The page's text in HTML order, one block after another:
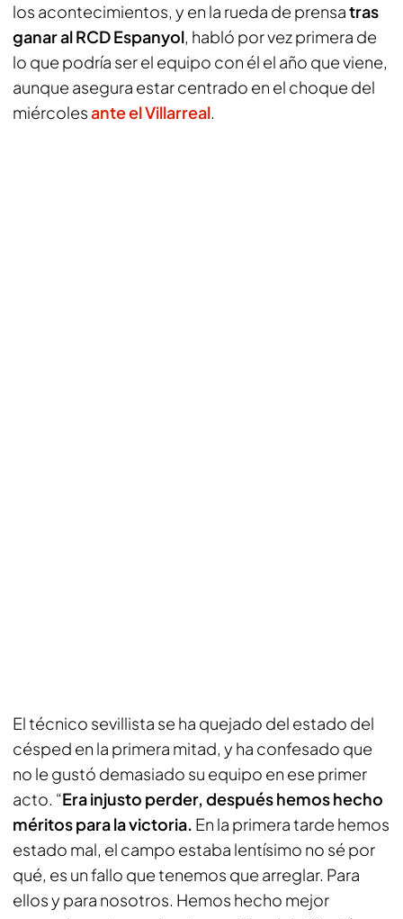
los acontecimientos, y en la rueda de prensatras
ganar al RCD Espanyol, habló por vez primera de
lo que podría ser el equipo con él el año que viene,
aunque asegura estar centrado en el choque del
miércolesante el Villarreal.
El técnico sevillista se ha quejado del estado del
césped en la primera mitad, y ha confesado que
no le gustó demasiado su equipo en ese primer
acto. “Era injusto perder, después hemos hecho
méritos para la victoria. En la primera tarde hemos
estado mal, el campo estaba lentísimo no sé por
qué, es un fallo que tenemos que arreglar. Para
ellos y para nosotros. Hemos hecho mejor